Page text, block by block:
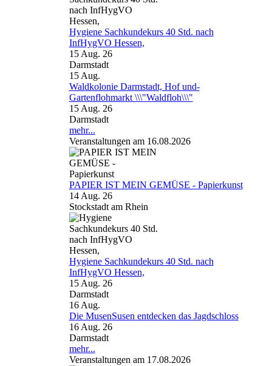
Hygiene Sachkundekurs 40 Std. nach
InfHygVO Hessen,
15 Aug. 26
Darmstadt
15 Aug.
Waldkolonie Darmstadt, Hof und-
Gartenflohmarkt \\\"Waldfloh\\\"
15 Aug. 26
Darmstadt
mehr...
Veranstaltungen am 16.08.2026
PAPIER IST MEIN GEMÜSE - Papierkunst
14 Aug. 26
Stockstadt am Rhein
Hygiene Sachkundekurs 40 Std. nach
InfHygVO Hessen,
15 Aug. 26
Darmstadt
16 Aug.
Die MusenSusen entdecken das Jagdschloss
16 Aug. 26
Darmstadt
mehr...
Veranstaltungen am 17.08.2026